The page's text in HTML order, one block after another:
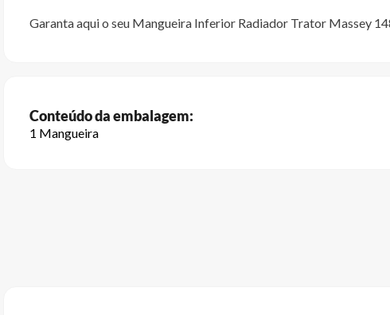
Garanta aqui o seu Mangueira Inferior Radiador Trator Massey
Conteúdo da embalagem:
1 Mangueira